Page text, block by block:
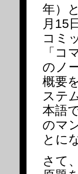
年）
月15
コミ
「
のノ
概要
ステ
本語
のマ
とに
さて